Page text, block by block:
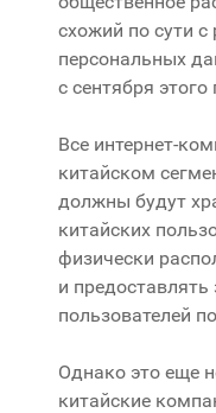
схожий по сути
персональных
с сентября этого
Все интернет-
китайском
должны будут
китайских
физически
и предоставлять
пользователей
Однако это еще
китайские